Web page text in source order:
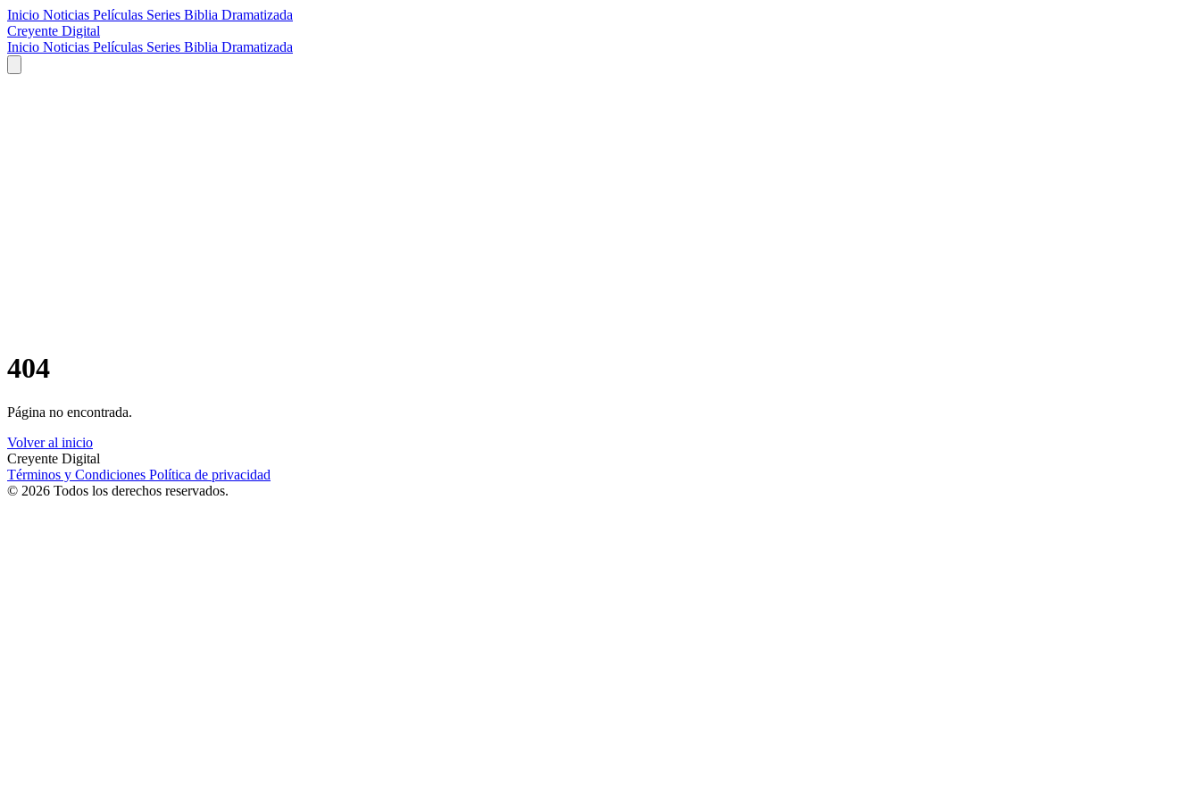
Inicio Noticias Películas Series Biblia Dramatizada
Creyente Digital
Inicio Noticias Películas Series Biblia Dramatizada
404
Página no encontrada.
Volver al inicio
Creyente Digital
Términos y Condiciones Política de privacidad
© 2026 Todos los derechos reservados.